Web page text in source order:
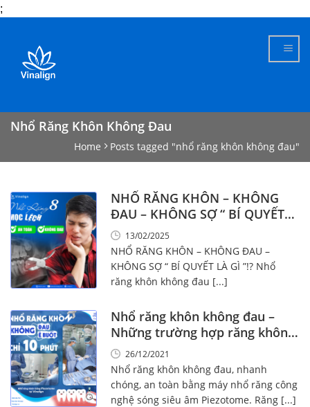
;
content
Nhổ Răng Khôn Không Đau
Home Posts tagged "nhổ răng khôn không đau"
NHỔ RĂNG KHÔN – KHÔNG
ĐAU – KHÔNG SỢ “ BÍ QUYẾT
LÀ GÌ ”!??
13/02/2025
NHỔ RĂNG KHÔN – KHÔNG ĐAU –
KHÔNG SỢ “ BÍ QUYẾT LÀ GÌ ”!? Nhổ
răng khôn không đau [...]
Nhổ răng khôn không đau –
Những trường hợp răng khôn
nên nhổ sớm!
26/12/2021
Nhổ răng khôn không đau, nhanh
chóng, an toàn bằng máy nhổ răng công
nghệ sóng siêu âm Piezotome. Răng [...]